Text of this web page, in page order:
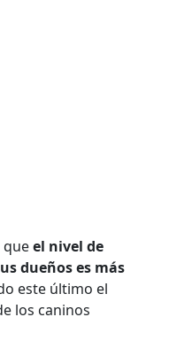
queel nivel de
dueños es más
este último el
los caninos